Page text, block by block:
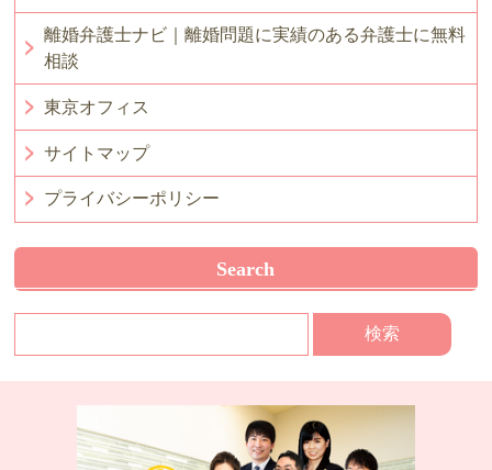
離婚弁護士ナビ｜離婚問題に実績のある弁護士に無料
相談
東京オフィス
サイトマップ
プライバシーポリシー
Search